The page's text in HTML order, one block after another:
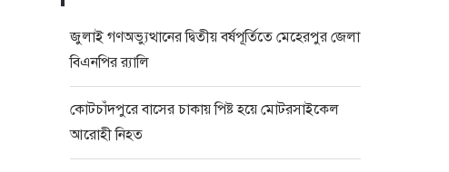
জুলাই গণঅভ্যুত্থানের দ্বিতীয় বর্ষপূর্তিতে মেহেরপুর জেলা
বিএনপির র‍্যালি
কোটচাঁদপুরে বাসের চাকায় পিষ্ট হয়ে মোটরসাইকেল
আরোহী নিহত